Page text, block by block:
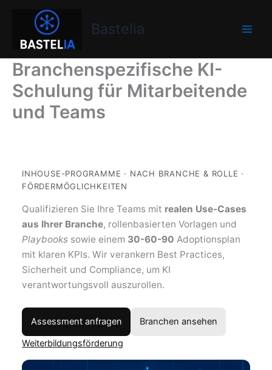
Bastelia
Bastelia
Branchenspezifische KI-
Schulung für Mitarbeitende
und Teams
INHOUSE-PROGRAMME · NACH BRANCHE & ROLLE ·
FÖRDERMÖGLICHKEITEN
Qualifizieren Sie Ihre Teams mit realen Use-Cases
aus Ihrer Branche, rollenbasierten Vorlagen und
Playbooks sowie einem 30-60-90 Adoptionsplan
mit klaren KPIs. Wir verankern Best Practices,
Sicherheit und Compliance, um KI
verantwortungsvoll auszurollen.
Assessment anfragen
Branchen ansehen
Weiterbildungs­förderung